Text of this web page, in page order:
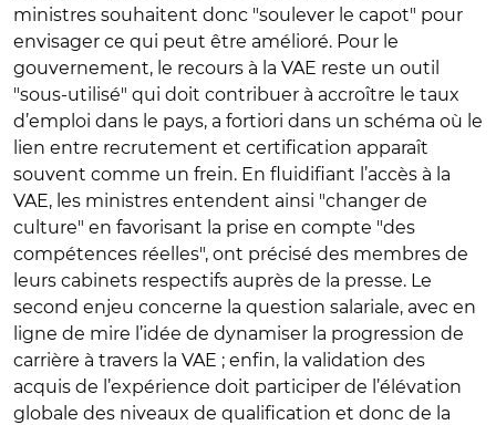
ministres souhaitent donc "soulever le capot" pour
envisager ce qui peut être amélioré. Pour le
gouvernement, le recours à la VAE reste un outil
"sous-utilisé" qui doit contribuer à accroître le taux
d’emploi dans le pays, a fortiori dans un schéma où le
lien entre recrutement et certification apparaît
souvent comme un frein. En fluidifiant l’accès à la
VAE, les ministres entendent ainsi "changer de
culture" en favorisant la prise en compte "des
compétences réelles", ont précisé des membres de
leurs cabinets respectifs auprès de la presse. Le
second enjeu concerne la question salariale, avec en
ligne de mire l’idée de dynamiser la progression de
carrière à travers la VAE ; enfin, la validation des
acquis de l’expérience doit participer de l’élévation
globale des niveaux de qualification et donc de la